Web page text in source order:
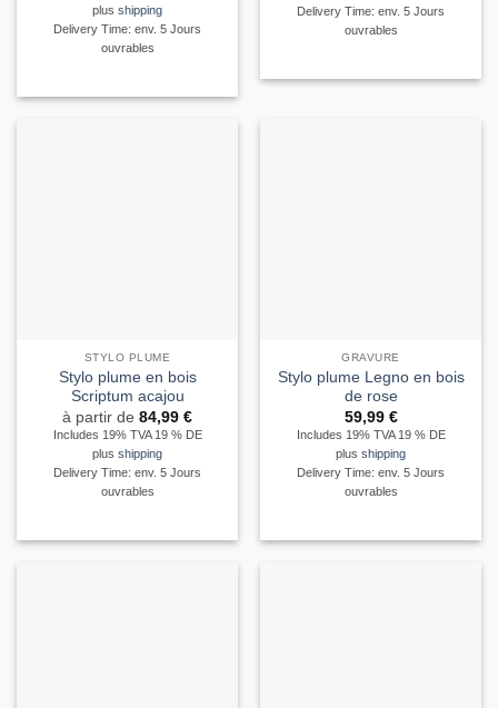
plus shipping
Delivery Time: env. 5 Jours
ouvrables
Delivery Time: env. 5 Jours
ouvrables
STYLO PLUME
Stylo plume en bois
Scriptum acajou
à partir de 84,99 €
Includes 19% TVA 19 % DE
plus shipping
Delivery Time: env. 5 Jours
ouvrables
GRAVURE
Stylo plume Legno en bois
de rose
59,99 €
Includes 19% TVA 19 % DE
plus shipping
Delivery Time: env. 5 Jours
ouvrables